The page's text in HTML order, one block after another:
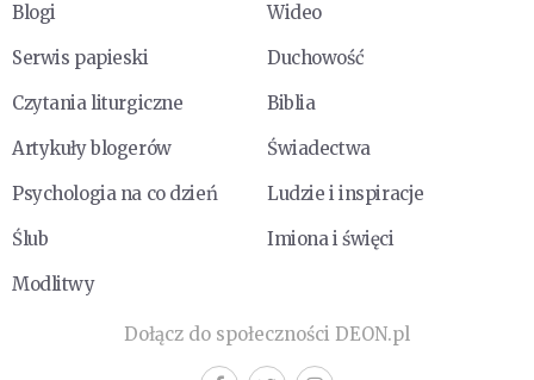
Blogi
Wideo
Serwis papieski
Duchowość
Czytania liturgiczne
Biblia
Artykuły blogerów
Świadectwa
Psychologia na co dzień
Ludzie i inspiracje
Ślub
Imiona i święci
Modlitwy
Dołącz do społeczności DEON.pl